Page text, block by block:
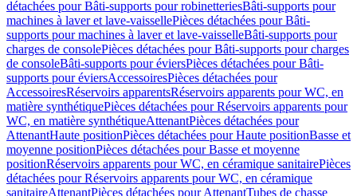
détachées pour Bâti-supports pour robinetteriesBâti-supports pour
machines à laver et lave-vaissellePièces détachées pour Bâti-
supports pour machines à laver et lave-vaisselleBâti-supports pour
charges de consolePièces détachées pour Bâti-supports pour charges
de consoleBâti-supports pour éviersPièces détachées pour Bâti-
supports pour éviersAccessoiresPièces détachées pour
AccessoiresRéservoirs apparentsRéservoirs apparents pour WC, en
matière synthétiquePièces détachées pour Réservoirs apparents pour
WC, en matière synthétiqueAttenantPièces détachées pour
AttenantHaute positionPièces détachées pour Haute positionBasse et
moyenne positionPièces détachées pour Basse et moyenne
positionRéservoirs apparents pour WC, en céramique sanitairePièces
détachées pour Réservoirs apparents pour WC, en céramique
sanitaireAttenantPièces détachées pour AttenantTubes de chasse